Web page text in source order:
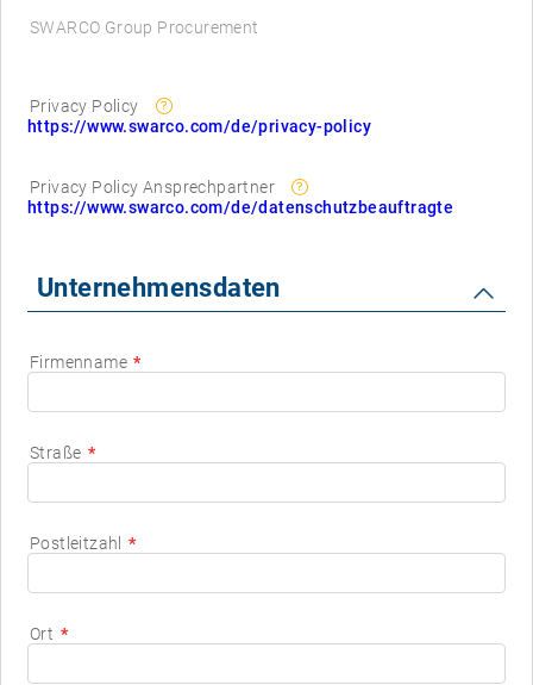
Privacy Policy
https://www.swarco.com/de/privacy-policy
Privacy Policy Ansprechpartner
https://www.swarco.com/de/datenschutzbeauftragte
Unternehmensdaten
Firmenname
Straße
Postleitzahl
Ort